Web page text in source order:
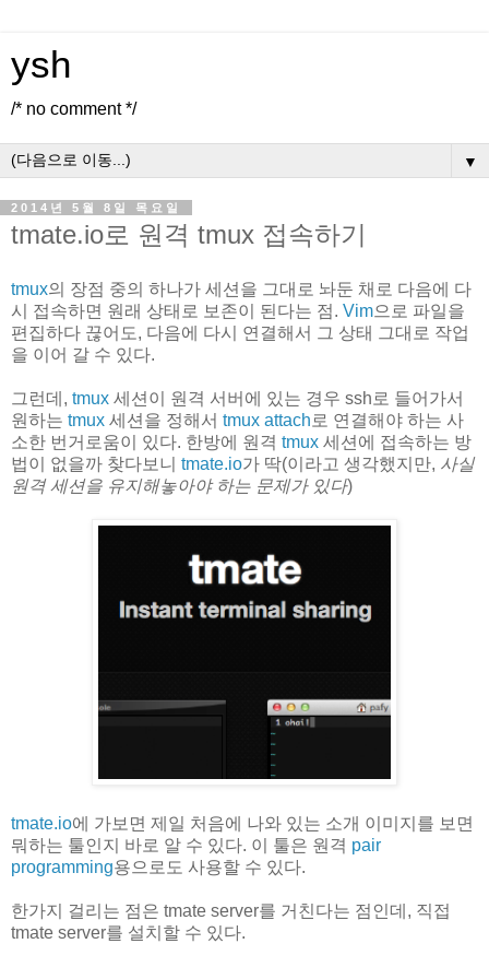
ysh
/* no comment */
▼
2014년 5월 8일 목요일
tmate.io로 원격 tmux 접속하기
tmux의 장점 중의 하나가 세션을 그대로 놔둔 채로 다음에 다
시 접속하면 원래 상태로 보존이 된다는 점. Vim으로 파일을
편집하다 끊어도, 다음에 다시 연결해서 그 상태 그대로 작업
을 이어 갈 수 있다.
그런데, tmux 세션이 원격 서버에 있는 경우 ssh로 들어가서
원하는 tmux 세션을 정해서 tmux attach 로 연결해야 하는 사
소한 번거로움이 있다. 한방에 원격 tmux 세션에 접속하는 방
법이 없을까 찾다보니 tmate.io가 딱(이라고 생각했지만, 사실
원격 세션을 유지해놓아야 하는 문제가 있다)
tmate.io에 가보면 제일 처음에 나와 있는 소개 이미지를 보면
뭐하는 툴인지 바로 알 수 있다. 이 툴은 원격 pair
programming용으로도 사용할 수 있다.
한가지 걸리는 점은 tmate server를 거친다는 점인데, 직접
tmate server를 설치할 수 있다.